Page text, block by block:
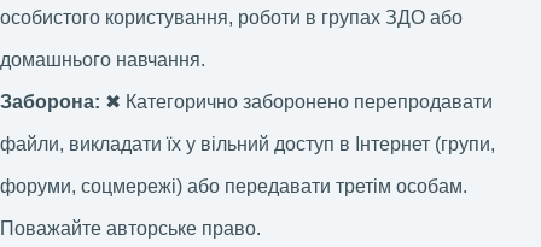
особистого користування, роботи в групах ЗДО або
домашнього навчання.
Заборона: ✖ Категорично заборонено перепродавати
файли, викладати їх у вільний доступ в Інтернет (групи,
форуми, соцмережі) або передавати третім особам.
Поважайте авторське право.